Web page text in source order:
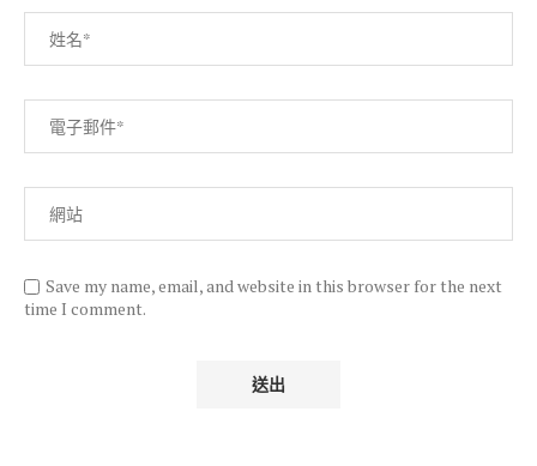
Save my name, email, and website in this browser for the next
time I comment.